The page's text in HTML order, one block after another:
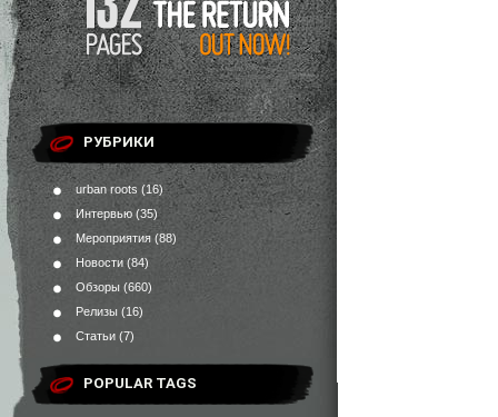
РУБРИКИ
urban roots (16)
Интервью (35)
Мероприятия (88)
Новости (84)
Обзоры (660)
Релизы (16)
Статьи (7)
POPULAR TAGS